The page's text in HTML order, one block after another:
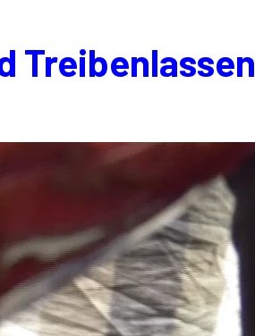
Treibenlassen